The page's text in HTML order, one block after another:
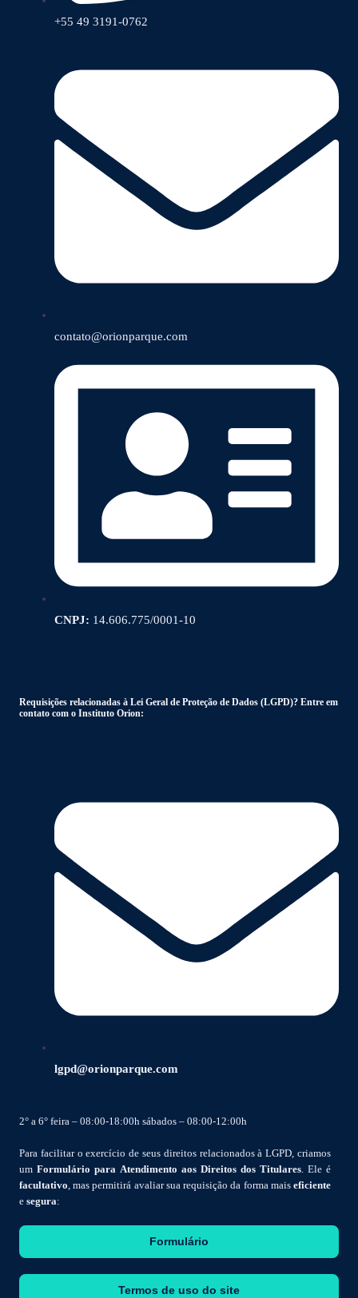
+55 49 3191-0762
contato@orionparque.com
CNPJ: 14.606.775/0001-10
Requisições relacionadas à Lei Geral de Proteção de Dados (LGPD)? Entre em
contato com o Instituto Orion:
lgpd@orionparque.com
2° a 6° feira – 08:00-18:00h sábados – 08:00-12:00h
Para facilitar o exercício de seus direitos relacionados à LGPD, criamos
um Formulário para Atendimento aos Direitos dos Titulares. Ele é
facultativo, mas permitirá avaliar sua requisição da forma mais eficiente
e segura:
Formulário
Termos de uso do site